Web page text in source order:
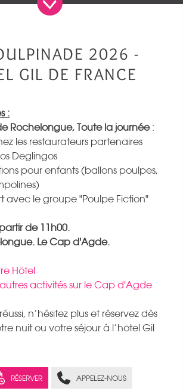
2026 -
GIL DE FRANCE
:
Rochelongue, Toute la journée:
les restaurateurs partenaires
Deglingos
pour enfants (ballons poulpes,
avec le groupe "Poulpe Fiction"
de 11h00.
Le Cap d'Agde.
Hôtel
activités sur le Cap d'Agde
n’hésitez plus et réservez dès
nuit ou votre séjour à l’hôtel Gil
RÉSERVER APPELEZ-NOUS